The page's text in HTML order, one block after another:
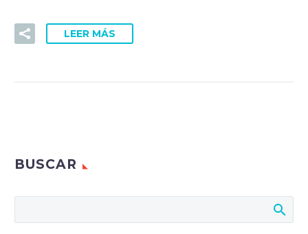
LEER MÁS
BUSCAR